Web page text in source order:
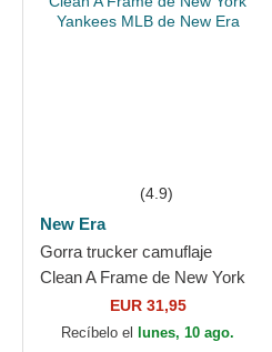
(4.9)
New Era
Gorra trucker camuflaje
Clean A Frame de New York
Yankees MLB de New Era
EUR 31,95
Recíbelo el lunes, 10 ago.